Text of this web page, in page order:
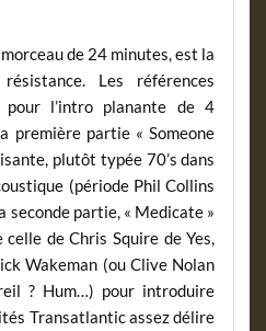
de 24 minutes, est la
Les références
l’intro planante de 4
première partie « Someone
plutôt typée 70’s dans
(période Phil Collins
seconde partie, « Medicate »
celle de Chris Squire de Yes,
Wakeman (ou Clive Nolan
? Hum…) pour introduire
Transatlantic assez délire